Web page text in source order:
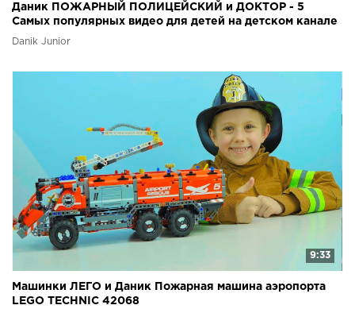
Даник ПОЖАРНЫЙ ПОЛИЦЕЙСКИЙ и ДОКТОР - 5
Самых популярных видео для детей на детском канале
Курносики
Danik Junior
9:33
Машинки ЛЕГО и Даник Пожарная машина аэропорта
LEGO TECHNIC 42068